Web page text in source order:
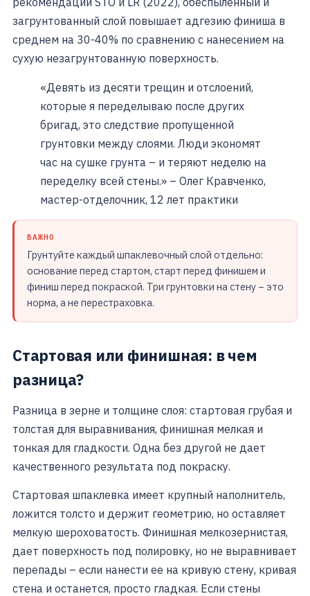
загрунтованный слой повышает адгезию финиша в
среднем на 30-40% по сравнению с нанесением на
сухую незагрунтованную поверхность.
«Девять из десяти трещин и отслоений,
которые я переделываю после других
бригад, это следствие пропущенной
грунтовки между слоями. Люди экономят
час на сушке грунта – и теряют неделю на
переделку всей стены.» – Олег Кравченко,
мастер-отделочник, 12 лет практики
ВАЖНО
Грунтуйте каждый шпаклевочный слой отдельно:
основание перед стартом, старт перед финишем и
финиш перед покраской. Три грунтовки на стену – это
норма, а не перестраховка.
Стартовая или финишная: в чем
разница?
Разница в зерне и толщине слоя: стартовая грубая и
толстая для выравнивания, финишная мелкая и
тонкая для гладкости. Одна без другой не дает
качественного результата под покраску.
Стартовая шпаклевка имеет крупный наполнитель,
ложится толсто и держит геометрию, но оставляет
мелкую шероховатость. Финишная мелкозернистая,
дает поверхность под полировку, но не выравнивает
перепады – если нанести ее на кривую стену, кривая
стена и останется, просто гладкая. Если стены